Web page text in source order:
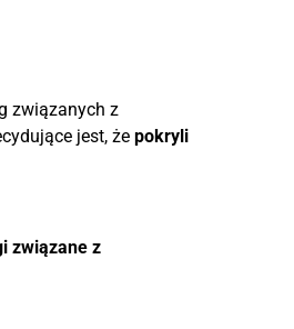
związanych z
jest, że pokryli
związane z